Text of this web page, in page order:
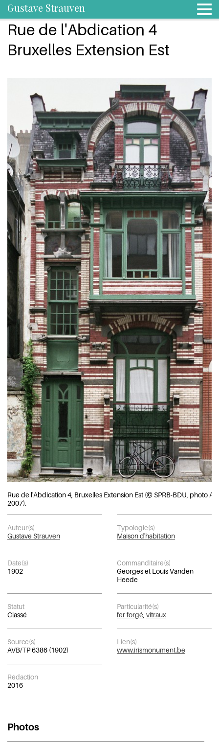
Gustave Strauven
Rue de l'Abdication 4
Bruxelles Extension Est
Rue de l'Abdication 4, Bruxelles Extension Est (© SPRB-BDU, photo
2007).
Auteur(s)
Gustave Strauven
Typologie(s)
Maison d'habitation
Date(s)
1902
Commanditaire(s)
Georges et Louis Vanden
Heede
Statut
Classé
Particularité(s)
fer forgé vitraux
Source(s)
AVB/TP 6386 (1902)
Lien(s)
www.irismonument.be
Rédaction
2016
Photos